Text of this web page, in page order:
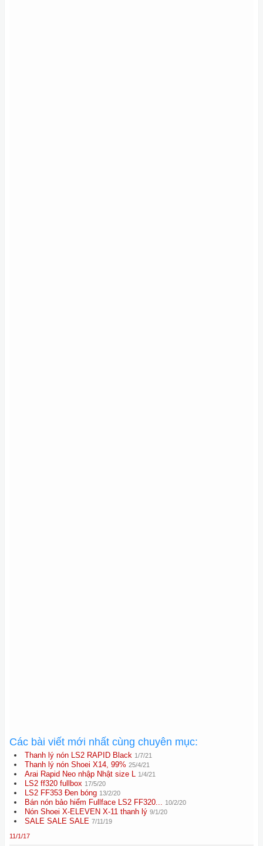
Các bài viết mới nhất cùng chuyên mục:
Thanh lý nón LS2 RAPID Black 1/7/21
Thanh lý nón Shoei X14, 99% 25/4/21
Arai Rapid Neo nhập Nhật size L 1/4/21
LS2 ff320 fullbox 17/5/20
LS2 FF353 Đen bóng 13/2/20
Bán nón bảo hiểm Fullface LS2 FF320... 10/2/20
Nón Shoei X-ELEVEN X-11 thanh lý 9/1/20
SALE SALE SALE 7/11/19
11/1/17